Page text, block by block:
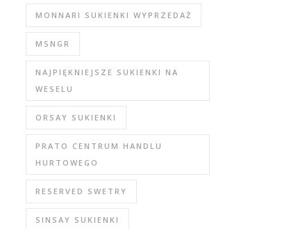
MONNARI SUKIENKI WYPRZEDAŻ
MSNGR
NAJPIĘKNIEJSZE SUKIENKI NA
WESELU
ORSAY SUKIENKI
PRATO CENTRUM HANDLU
HURTOWEGO
RESERVED SWETRY
SINSAY SUKIENKI